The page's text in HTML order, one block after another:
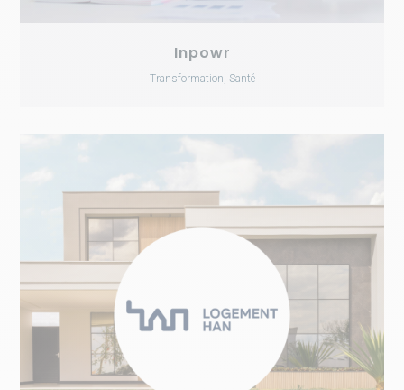
Inpowr
Transformation, Santé